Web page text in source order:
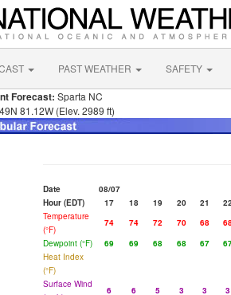
PAST WEATHER SAFETY
Forecast: Sparta NC
81.12W (Elev. 2989 ft)
Date 08/07
Hour (EDT)
17 18 19 20 21 22
Temperature
(°F)
74 74 72 70 68
Dewpoint (°F)
69 69 68 68 67
Heat Index
(°F)
Surface Wind
6 6 5 3 3 3